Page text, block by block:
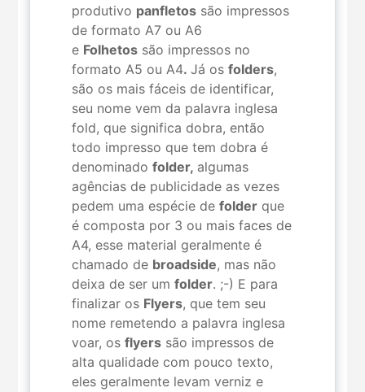
produtivo panfletos são impressos
de formato A7 ou A6
e Folhetos são impressos no
formato A5 ou A4.Já osfolders,
são os mais fáceis de identificar,
seu nome vem da palavra inglesa
fold, que significa dobra, então
todo impresso que tem dobra é
denominadofolder, algumas
agências de publicidade as vezes
pedem uma espécie defolder que
é composta por 3 ou mais faces de
A4, esse material geralmente é
chamado de broadside, mas não
deixa de ser umfolder. ;-) E para
finalizar os Flyers, que tem seu
nome remetendo a palavra inglesa
voar, osflyers são impressos de
alta qualidade com pouco texto,
eles geralmente levam verniz e